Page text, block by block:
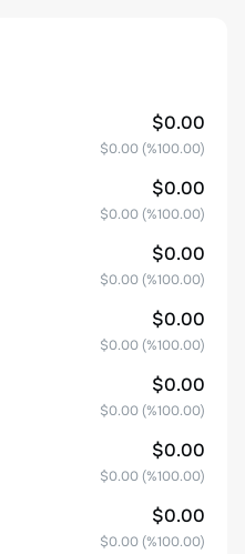
$0.00
$0.00 (%100.00)
$0.00
$0.00 (%100.00)
$0.00
$0.00 (%100.00)
$0.00
$0.00 (%100.00)
$0.00
$0.00 (%100.00)
$0.00
$0.00 (%100.00)
$0.00
$0.00 (%100.00)